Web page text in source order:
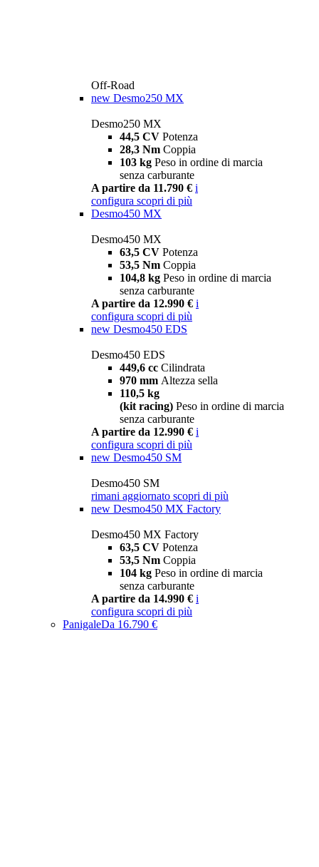
Off-Road
new Desmo250 MX
Desmo250 MX
44,5 CV Potenza
28,3 Nm Coppia
103 kg Peso in ordine di marcia
senza carburante
A partire da 11.790 € i
configura scopri di più
Desmo450 MX
Desmo450 MX
63,5 CV Potenza
53,5 Nm Coppia
104,8 kg Peso in ordine di marcia
senza carburante
A partire da 12.990 € i
configura scopri di più
new Desmo450 EDS
Desmo450 EDS
449,6 cc Cilindrata
970 mm Altezza sella
110,5 kg
(kit racing) Peso in ordine di marcia
senza carburante
A partire da 12.990 € i
configura scopri di più
new Desmo450 SM
Desmo450 SM
rimani aggiornato scopri di più
new Desmo450 MX Factory
Desmo450 MX Factory
63,5 CV Potenza
53,5 Nm Coppia
104 kg Peso in ordine di marcia
senza carburante
A partire da 14.990 € i
configura scopri di più
PanigaleDa 16.790 €